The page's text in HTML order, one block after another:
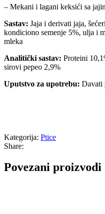
– Mekani i lagani keksići sa
Sastav: Jaja i derivati jaja,
kondiciono semenje 5%, ulja i
mleka
Analitički sastav: Proteini
sirovi pepeo 2,9%
Uputstvo za upotrebu: Davati
Kategorija: Ptice
Share:
Povezani proizvodi